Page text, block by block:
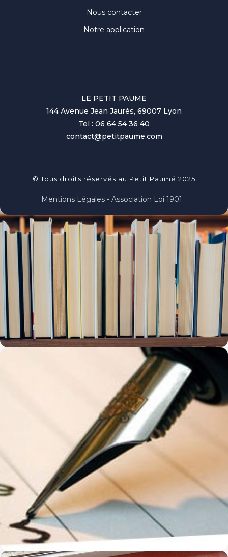
Nous contacter
Notre application
LE PETIT PAUME
144 Avenue Jean Jaurès, 69007 Lyon
Tel : 06 64 54 36 40
contact@petitpaume.com
© Tous droits réservés au Petit Paumé 2025
Mentions Légales - Association Loi 1901